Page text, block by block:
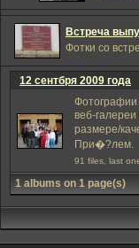
Встреча
Фотки со
12 сентбря 2009 года
веб-
размере/
При�?лем.
91 files, last
1 albums on 1 page(s)